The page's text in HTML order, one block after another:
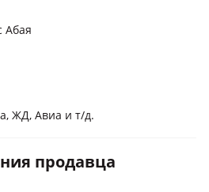
Абая
ЖД, Авиа и т/д.
продавца